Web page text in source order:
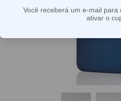
Você receberá um e-mail para
ativar o